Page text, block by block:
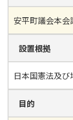
安平町議会本会
設置根拠
日本国憲法及
目的